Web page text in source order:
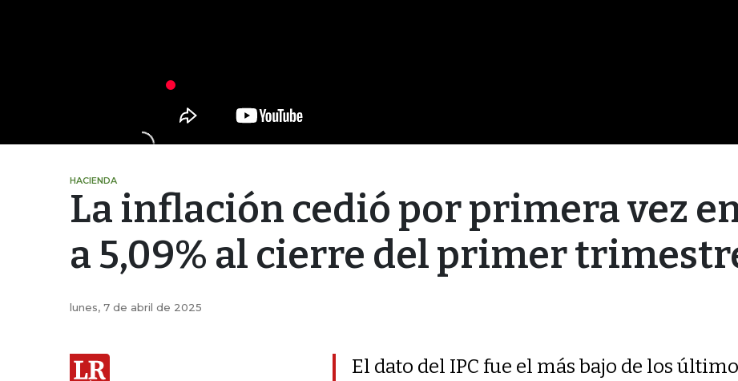
HACIENDA
La inflación cedió por primera vez
a 5,09% al cierre del primer
lunes, 7 de abril de 2025
El dato del IPC fue el más bajo de los